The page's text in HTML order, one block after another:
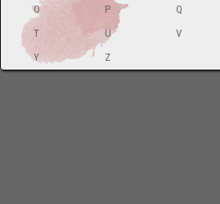
O
P Q
T
U V
Y
Z